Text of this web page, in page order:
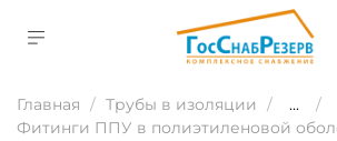
Главная Трубы в изоляции
...
Фитинги ППУ в полиэтиленовой